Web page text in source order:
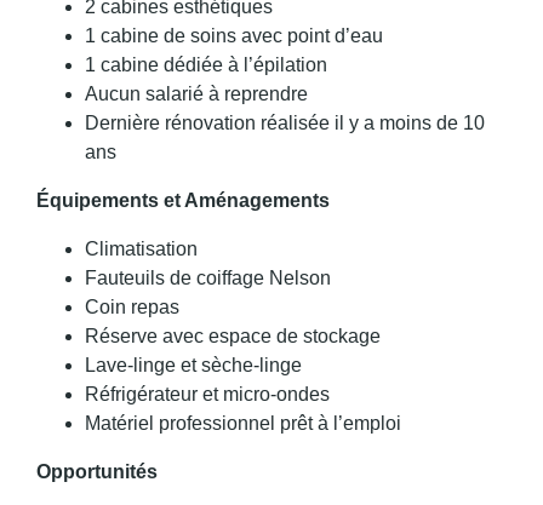
2 cabines esthétiques
1 cabine de soins avec point d’eau
1 cabine dédiée à l’épilation
Aucun salarié à reprendre
Dernière rénovation réalisée il y a moins de 10
ans
Équipements et Aménagements
Climatisation
Fauteuils de coiffage Nelson
Coin repas
Réserve avec espace de stockage
Lave-linge et sèche-linge
Réfrigérateur et micro-ondes
Matériel professionnel prêt à l’emploi
Opportunités